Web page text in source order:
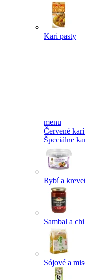
Kari pasty
menu
Červené
Špeciálne
Rybí a
Sambal a
Sójové a